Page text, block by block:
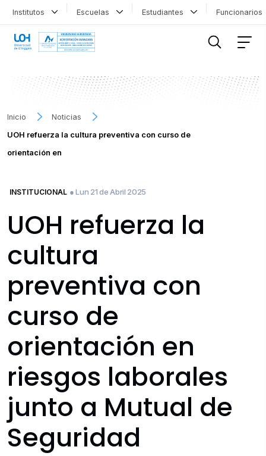
Institutos Escuelas Estudiantes
Inicio
Noticias
UOH refuerza la cultura preventiva con curso de
orientación en
INSTITUCIONAL ● Lun 21 de Abril 2025
UOH refuerza la
cultura
preventiva con
curso de
orientación en
riesgos laborales
junto a Mutual de
Seguridad